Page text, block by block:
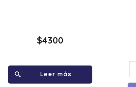
$4300
Leer más